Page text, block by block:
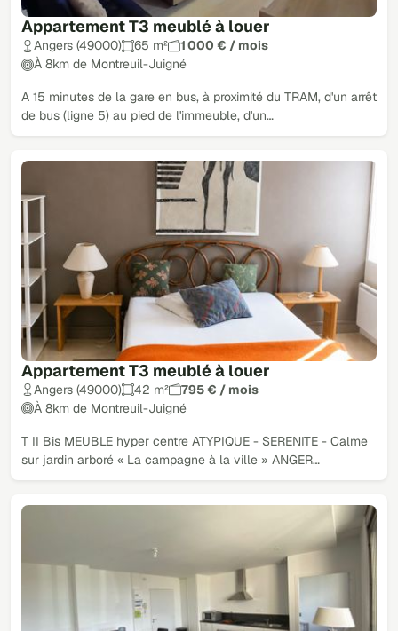
Appartement T3 meublé à louer
Angers (49000) 65 m²
1 000 € / mois
À 8km de Montreuil-Juigné
A 15 minutes de la gare en bus, à proximité du TRAM, d'un arrêt
de bus (ligne 5) au pied de l'immeuble, d'un…
Appartement T3 meublé à louer
Angers (49000) 42 m²
795 € / mois
À 8km de Montreuil-Juigné
T II Bis MEUBLE hyper centre ATYPIQUE - SERENITE - Calme
sur jardin arboré « La campagne à la ville » ANGER…